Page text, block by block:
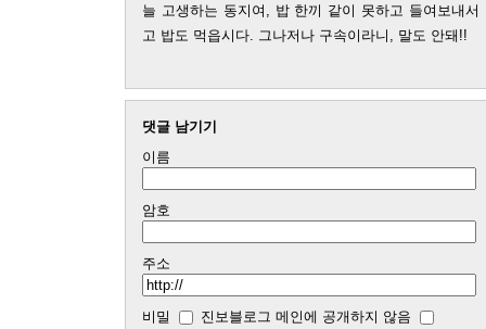
늘 고생하는 동지여, 밥 한끼 같이 못하고 들여보내
고 밥도 먹읍시다. 그나저나 구속이라니, 말도 안돼!!
댓글 남기기
이름
암호
주소
비밀
진보블로그 메인에 공개하지 않음